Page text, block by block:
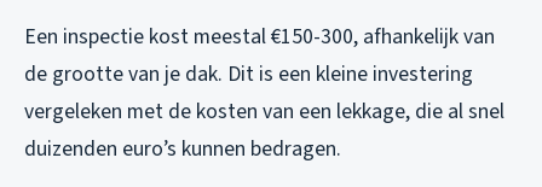
Een inspectie kost meestal €150-300, afhankelijk van
de grootte van je dak. Dit is een kleine investering
vergeleken met de kosten van een lekkage, die al snel
duizenden euro’s kunnen bedragen.